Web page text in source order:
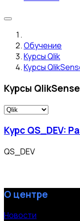
Обучение
Курсы Qlik
Курсы
Курсы QlikSense
Курс QS_DEV:
QS_DEV
О центре
Новости